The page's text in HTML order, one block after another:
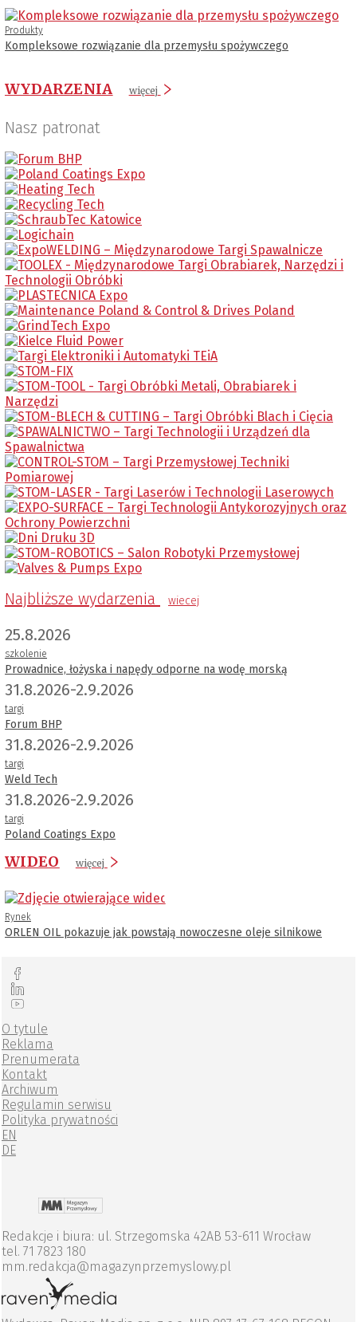
Produkty
Kompleksowe rozwiązanie dla przemysłu spożywczego
WYDARZENIA więcej
Nasz patronat
Najbliższe wydarzenia wiecej
25.8.2026
szkolenie
Prowadnice, łożyska i napędy odporne na wodę morską
31.8.2026-2.9.2026
targi
Forum BHP
31.8.2026-2.9.2026
targi
Weld Tech
31.8.2026-2.9.2026
targi
Poland Coatings Expo
WIDEO więcej
Rynek
ORLEN OIL pokazuje jak powstają nowoczesne oleje silnikowe
O tytule
Reklama
Prenumerata
Kontakt
Archiwum
Regulamin serwisu
Polityka prywatności
EN
DE
Redakcje i biura: ul. Strzegomska 42AB 53-611 Wrocław
tel. 71 7823 180
mm.redakcja@magazynprzemyslowy.pl